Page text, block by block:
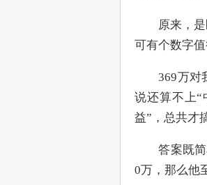
原来，是
可有个数字
369万对我
说还算不上“
益”，总共才
答案既简单
0万，那么他